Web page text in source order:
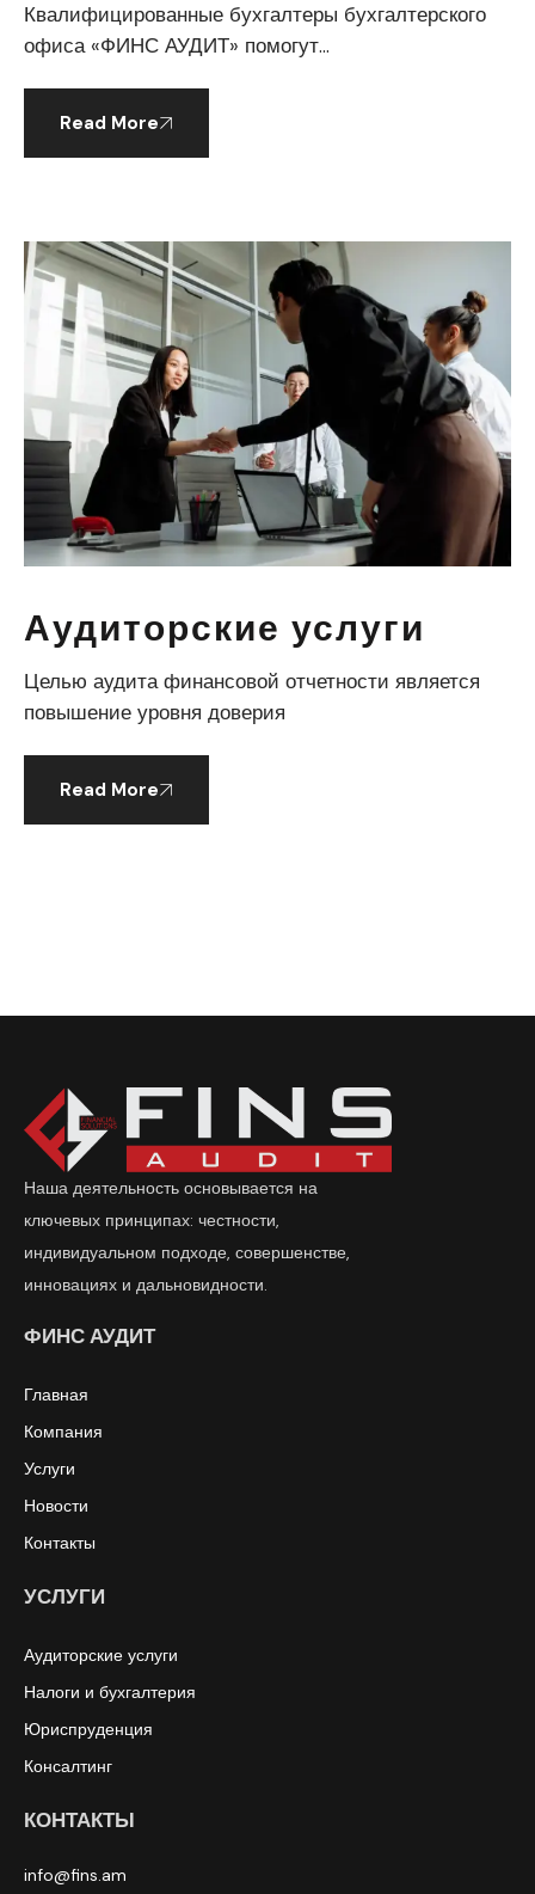
Квалифицированные бухгалтеры бухгалтерского
офиса «ФИНС АУДИТ» помогут...
Read More
Аудиторские услуги
Целью аудита финансовой отчетности является
повышение уровня доверия
Read More
Наша деятельность основывается на
ключевых принципах: честности,
индивидуальном подходе, совершенстве,
инновациях и дальновидности.
ФИНС АУДИТ
Главная
Компания
Услуги
Новости
Контакты
УСЛУГИ
Аудиторские услуги
Налоги и бухгалтерия
Юриспруденция
Консалтинг
КОНТАКТЫ
info@fins.am